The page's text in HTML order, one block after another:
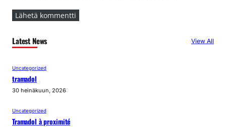
Latest News View All
Uncategorized
tramadol
30 heinäkuun, 2026
Uncategorized
Tramadol à proximité